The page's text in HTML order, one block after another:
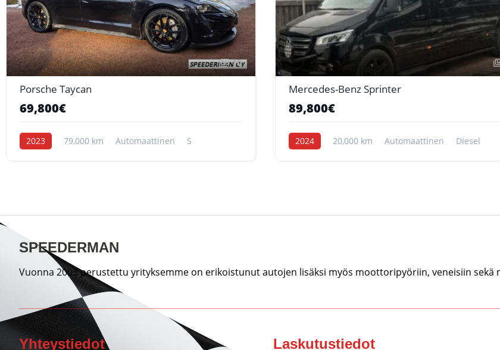
10
Porsche Taycan
69,800€
2023 79,000 km Automaattinen S
Mercedes-Benz Sprinter
89,800€
2024 20,000 km Automaattinen Diesel
SPEEDERMAN
Vuonna 2003 perustettu yrityksemme on erikoistunut autojen lisäksi myös moottoripyöriin, veneisiin
Yhteystiedot Laskutustiedot